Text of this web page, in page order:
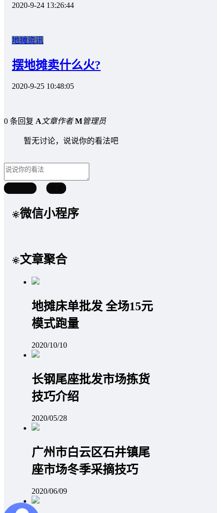
2020-9-24 13:26:44
地摊资讯
摆地摊卖什么火?
2020-9-25 10:48:05
0 条回复 A文章作者 M管理员
暂无讨论，说说你的看法吧
微信小程序
文章聚合
地摊床单批发 全场15元
模式跑量
2020/10/10
长钢尾座批发市场拣货
技巧介绍
2020/05/28
广州市白云区石井镇尾
座市场冬季采摘技巧
2020/06/09